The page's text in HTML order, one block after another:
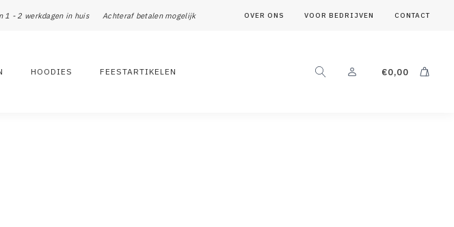
1 - 2 werkdagen in huis Achteraf betalen mogelijk OVER ONS VOOR BEDRIJVEN CONTACT
HOODIES FEESTARTIKELEN €0,00